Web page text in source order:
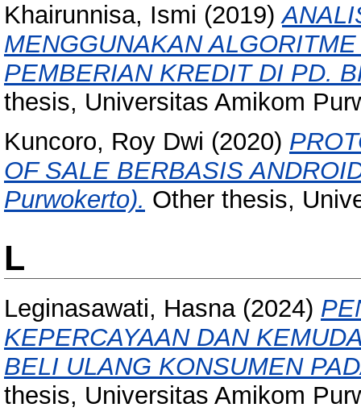
Khairunnisa, Ismi (2019)
MENGGUNAKAN
PEMBERIAN KREDIT DI PD.
thesis, Universitas Amikom
Kuncoro, Roy Dwi (2020)
OF SALE BERBASIS
Purwokerto). Other thesis,
L
Leginasawati, Hasna(2024)
KEPERCAYAAN DAN
BELI ULANG KONSUMEN
thesis, Universitas Amikom